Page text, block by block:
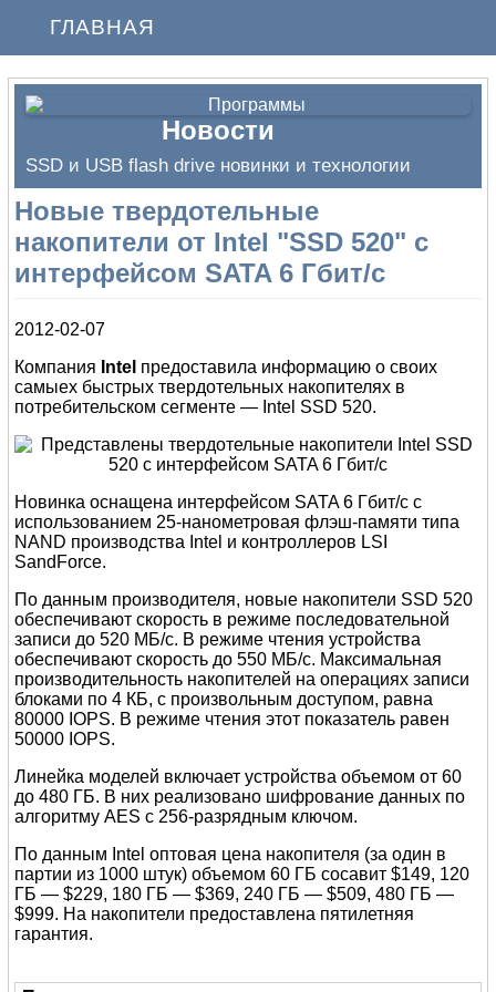
ГЛАВНАЯ
Новости
SSD и USB flash drive новинки и технологии
Новые твердотельные
накопители от Intel "SSD 520" с
интерфейсом SATA 6 Гбит/с
2012-02-07
Компания Intel предоставила информацию о своих
самыех быстрых твердотельных накопителях в
потребительском сегменте — Intel SSD 520.
Новинка оснащена интерфейсом SATA 6 Гбит/с с
использованием 25-нанометровая флэш-памяти типа
NAND производства Intel и контроллеров LSI
SandForce.
По данным производителя, новые накопители SSD 520
обеспечивают скорость в режиме последовательной
записи до 520 МБ/с. В режиме чтения устройства
обеспечивают скорость до 550 МБ/с. Максимальная
производительность накопителей на операциях записи
блоками по 4 КБ, с произвольным доступом, равна
80000 IOPS. В режиме чтения этот показатель равен
50000 IOPS.
Линейка моделей включает устройства объемом от 60
до 480 ГБ. В них реализовано шифрование данных по
алгоритму AES с 256-разрядным ключом.
По данным Intel оптовая цена накопителя (за один в
партии из 1000 штук) объемом 60 ГБ сосавит $149, 120
ГБ — $229, 180 ГБ — $369, 240 ГБ — $509, 480 ГБ —
$999. На накопители предоставлена пятилетняя
гарантия.